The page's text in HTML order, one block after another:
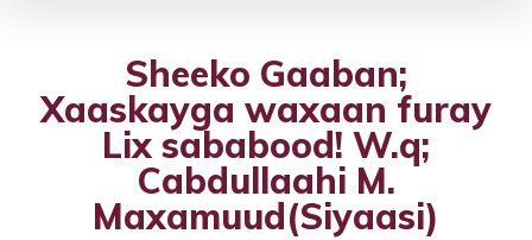
Sheeko Gaaban;
Xaaskayga waxaan furay
Lix sababood! W.q;
Cabdullaahi M.
Maxamuud(Siyaasi)